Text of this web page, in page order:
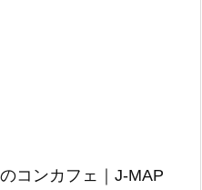
コンカフェ｜J-MAP